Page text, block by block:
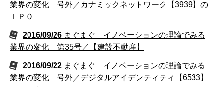
業界の変化 号外／カナミックネットワーク【3939】の
ＩＰＯ
2016/09/26 まぐまぐ イノベーションの理論でみる
業界の変化 第35号／【建設不動産】
2016/09/22 まぐまぐ イノベーションの理論でみる
業界の変化 号外／デジタルアイデンティティ【6533】